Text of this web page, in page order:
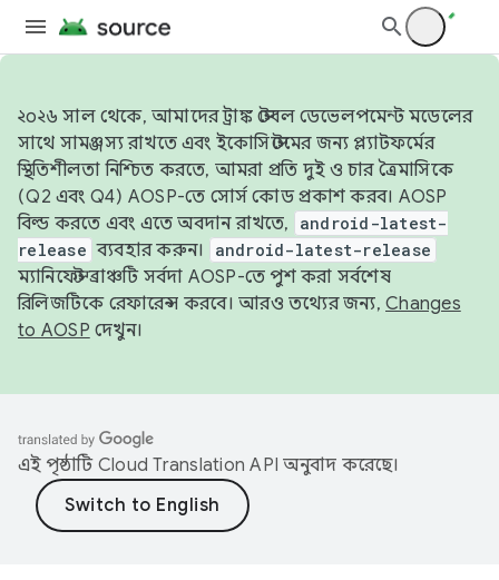
২০২৬ সাল থেকে, আমাদের ট্রাঙ্ক স্টেবল ডেভেলপমেন্ট মডেলের
সাথে সামঞ্জস্য রাখতে এবং ইকোসিস্টেমের জন্য প্ল্যাটফর্মের
স্থিতিশীলতা নিশ্চিত করতে, আমরা প্রতি দুই ও চার ত্রৈমাসিকে
(Q2 এবং Q4) AOSP-তে সোর্স কোড প্রকাশ করব। AOSP
বিল্ড করতে এবং এতে অবদান রাখতে,
android-latest-
release ব্যবহার করুন। android-latest-release
ম্যানিফেস্ট ব্রাঞ্চটি সর্বদা AOSP-তে পুশ করা সর্বশেষ
রিলিজটিকে রেফারেন্স করবে। আরও তথ্যের জন্য, Changes
to AOSP দেখুন।
এই পৃষ্ঠাটি Cloud Translation API অনুবাদ করেছে।